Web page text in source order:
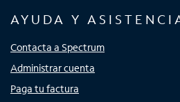
AYUDA Y
Contacta a Spectrum
Administrar cuenta
Paga tu factura